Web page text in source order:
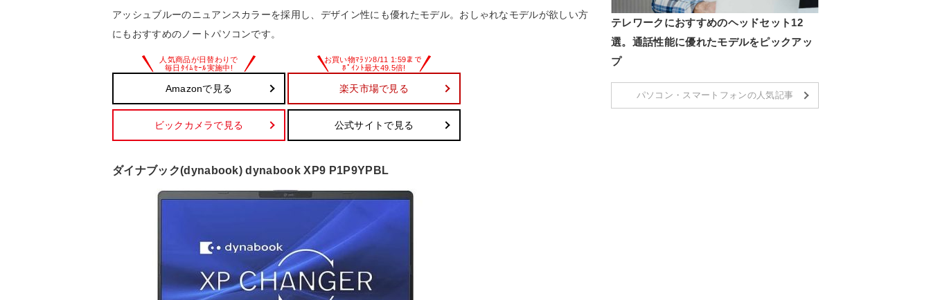
アッシュブルーのニュアンスカラーを採用し、デザイン性にも優れたモデル。おしゃれなモデルが欲しい方
にもおすすめのノートパソコンです。
Amazonで見る 楽天市場で見る
ビックカメラで見る 公式サイトで見る
ダイナブック(dynabook) dynabook XP9 P1P9YPBL
テレワークにおすすめのヘッドセット12
選。通話性能に優れたモデルをピックアッ
プ
パソコン・スマートフォンの人気記事